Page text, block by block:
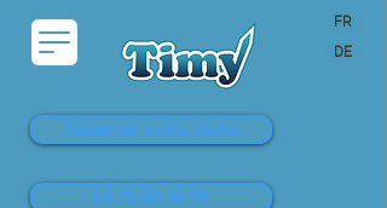
Réserver votre démo
04 76 98 30 99
FR
DE